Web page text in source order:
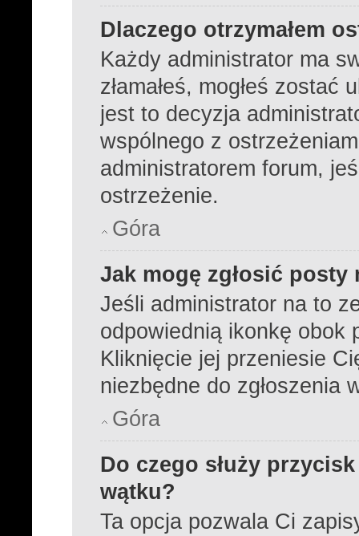
Dlaczego otrzymałem
Każdy administrator ma
złamałeś, mogłeś
jest to decyzja
wspólnego z
administratorem forum,
ostrzeżenie.
Góra
Jak mogę zgłosić
Jeśli administrator na to
odpowiednią ikonkę obok
Kliknięcie jej przeniesie
niezbędne do zgłoszenia
Góra
Do czego służy
wątku?
Ta opcja pozwala Ci